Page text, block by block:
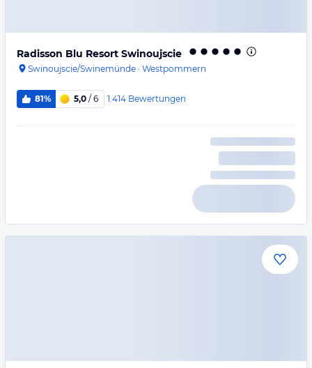
Radisson Blu Resort Swinoujscie
Swinoujscie/Swinemünde · Westpommern
81% 5,0 / 6 1.414 Bewertungen